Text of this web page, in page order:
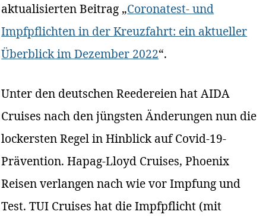
aktualisierten Beitrag „Coronatest- und
Impfpflichten in der Kreuzfahrt: ein aktueller
Überblick im Dezember 2022“.
Unter den deutschen Reedereien hat AIDA
Cruises nach den jüngsten Änderungen nun die
lockersten Regel in Hinblick auf Covid-19-
Prävention. Hapag-Lloyd Cruises, Phoenix
Reisen verlangen nach wie vor Impfung und
Test. TUI Cruises hat die Impfpflicht (mit